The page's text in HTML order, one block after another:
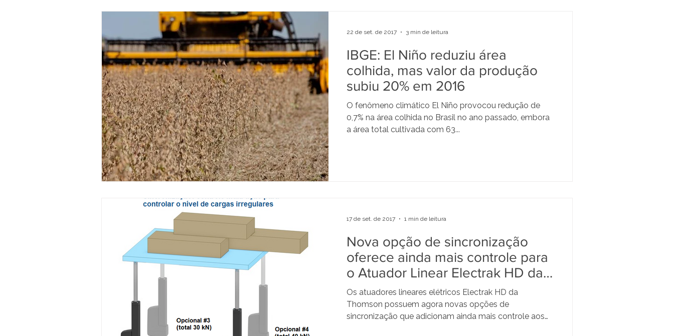
IBGE: El Niño reduziu área
colhida, mas valor da produção
subiu 20% em 2016
O fenômeno climático El Niño provocou redução de
0,7% na área colhida no Brasil no ano passado, embora
a área total cultivada com 63...
22 de set. de 2017 3 min de leitura
Nova opção de sincronização
oferece ainda mais controle para
o Atuador Linear Electrak HD da
Thomson
Os atuadores lineares elétricos Electrak HD da
Thomson possuem agora novas opções de
sincronização que adicionam ainda mais controle aos
17 de set. de 2017 1 min de leitura